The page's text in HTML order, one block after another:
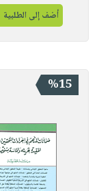
أضف إلى الطلبية
%15